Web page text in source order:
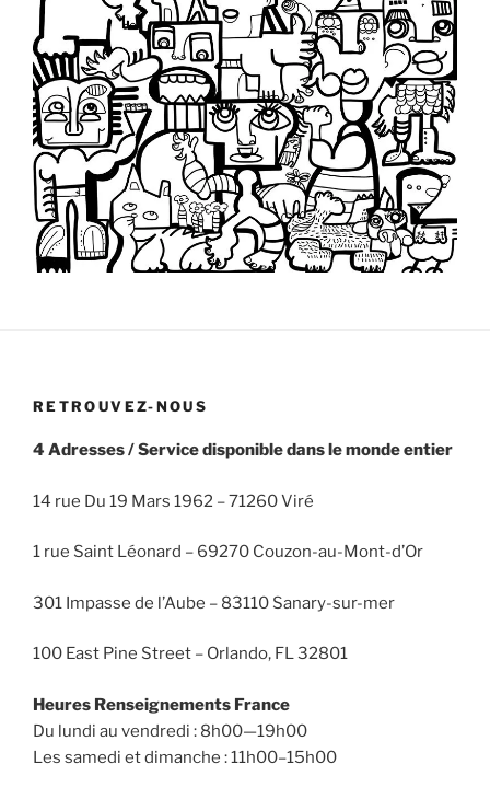
RETROUVEZ-NOUS
4 Adresses / Service disponible dans le monde entier
14 rue Du 19 Mars 1962 – 71260 Viré
1 rue Saint Léonard – 69270 Couzon-au-Mont-d’Or
301 Impasse de l’Aube – 83110 Sanary-sur-mer
100 East Pine Street – Orlando, FL 32801
Heures Renseignements France
Du lundi au vendredi : 8h00—19h00
Les samedi et dimanche : 11h00–15h00